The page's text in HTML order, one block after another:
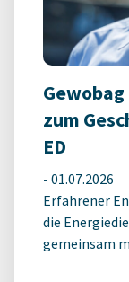
zum
ED
- 01.07.2026
Erfahrener
die
gemeinsam